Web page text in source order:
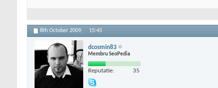
8th October 2009, 15:45
dcosmin83
Membru SeoPedia
Reputatie: 35